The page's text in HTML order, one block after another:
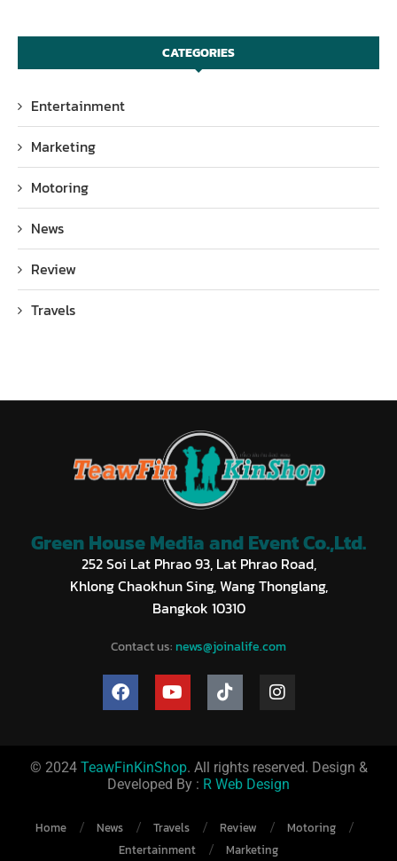
CATEGORIES
Entertainment
Marketing
Motoring
News
Review
Travels
Green House Media and Event Co.,Ltd.
252 Soi Lat Phrao 93, Lat Phrao Road,
Khlong Chaokhun Sing, Wang Thonglang,
Bangkok 10310
Contact us: news@joinalife.com
© 2024 TeawFinKinShop. All rights reserved. Design &
Developed By : R Web Design
Home News Travels Review
Motoring
Entertainment
Marketing